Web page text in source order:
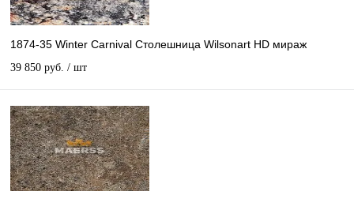
1874-35 Winter Carnival Столешница Wilsonart HD мираж
39 850 руб. / шт